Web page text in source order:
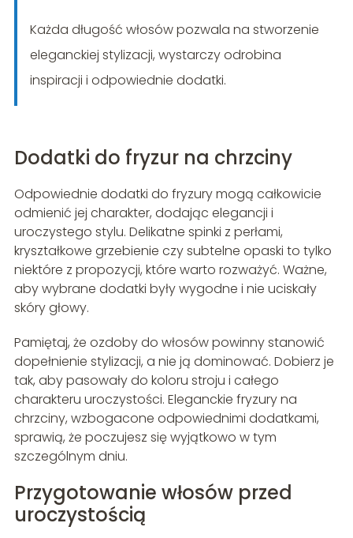
Każda długość włosów pozwala na stworzenie
eleganckiej stylizacji, wystarczy odrobina
inspiracji i odpowiednie dodatki.
Dodatki do fryzur na chrzciny
Odpowiednie dodatki do fryzury mogą całkowicie
odmienić jej charakter, dodając elegancji i
uroczystego stylu. Delikatne spinki z perłami,
kryształkowe grzebienie czy subtelne opaski to tylko
niektóre z propozycji, które warto rozważyć. Ważne,
aby wybrane dodatki były wygodne i nie uciskały
skóry głowy.
Pamiętaj, że ozdoby do włosów powinny stanowić
dopełnienie stylizacji, a nie ją dominować. Dobierz je
tak, aby pasowały do koloru stroju i całego
charakteru uroczystości. Eleganckie fryzury na
chrzciny, wzbogacone odpowiednimi dodatkami,
sprawią, że poczujesz się wyjątkowo w tym
szczególnym dniu.
Przygotowanie włosów przed
uroczystością